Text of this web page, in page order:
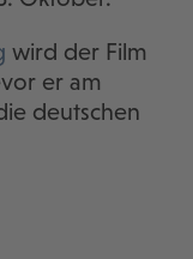
wird der Film
er am
deutschen